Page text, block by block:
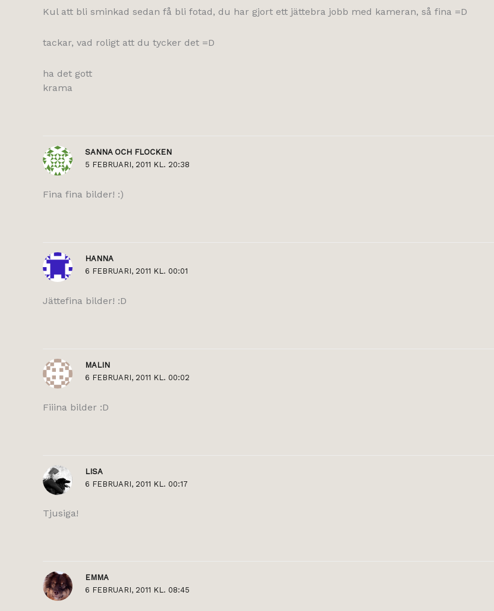
Kul att bli sminkad sedan få bli fotad, du har gjort ett jättebra jobb med kameran, så fina =D
tackar, vad roligt att du tycker det =D
ha det gott
krama
SANNA OCH FLOCKEN
5 FEBRUARI, 2011 KL. 20:38
Fina fina bilder! :)
HANNA
6 FEBRUARI, 2011 KL. 00:01
Jättefina bilder! :D
MALIN
6 FEBRUARI, 2011 KL. 00:02
Fiiina bilder :D
LISA
6 FEBRUARI, 2011 KL. 00:17
Tjusiga!
EMMA
6 FEBRUARI, 2011 KL. 08:45